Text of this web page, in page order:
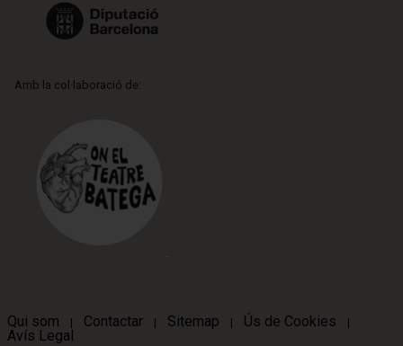
Amb la col·laboració de:
Qui som | Contactar | Sitemap | Ús de Cookies |
Avís Legal